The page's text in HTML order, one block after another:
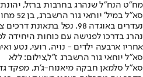
מח"ט הנח"ל שנהרג בחרבות ברזל,
סא"ל
נעדרים באוגדה 98, נפל
נהרג בדרכו לפגישה עם כוחות היחידה
אחריו ארבעה ילדים - נויה, רועי, נטע
סא"ל יוחאי גור הרשברג ז"ל,צילום: ללא